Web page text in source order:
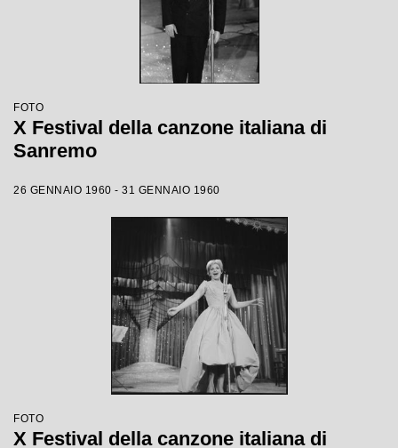
FOTO
X Festival della canzone italiana di
Sanremo
26 GENNAIO 1960 - 31 GENNAIO 1960
FOTO
X Festival della canzone italiana di